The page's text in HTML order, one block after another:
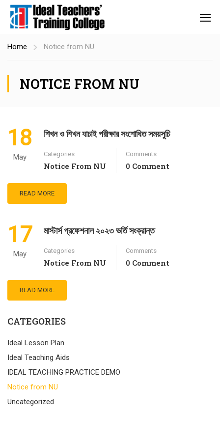
Home Notice from NU
NOTICE FROM NU
18
May
শিখন ও শিখন যাচাই পরীক্ষার সংশোধিত সময়সুচি
Categories
Notice From NU
Comments
0 Comment
READ MORE
17
May
মাস্টার্স প্রফেশনাল ২০২৩ ভর্তি সংক্রান্ত
Categories
Notice From NU
Comments
0 Comment
READ MORE
CATEGORIES
Ideal Lesson Plan
Ideal Teaching Aids
IDEAL TEACHING PRACTICE DEMO
Notice from NU
Uncategorized